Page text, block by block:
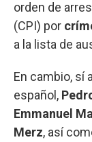
orden de
(CPI) por
a la lista de
En cambio, sí
español,
Emmanuel
Merz, así